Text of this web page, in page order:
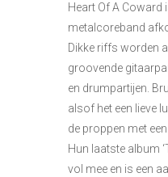
Heart Of A Coward
metalcoreband
Dikke riffs worden
groovende
en drumpartijen.
alsof het een lieve
de proppen met
Hun laatste album
vol mee en is een